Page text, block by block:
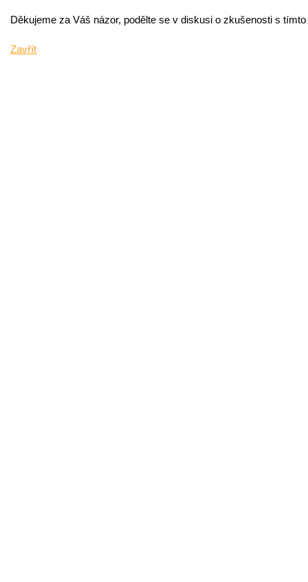
Děkujeme za Váš názor, podělte se v diskusi o zkušenosti s
Zavřít